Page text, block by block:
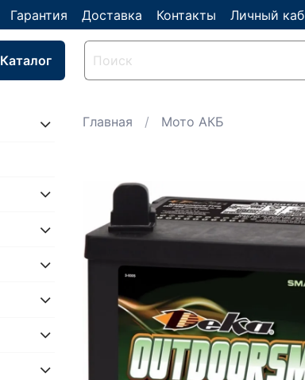
Гарантия Доставка Контакты Личный
Каталог
Главная Мото АКБ